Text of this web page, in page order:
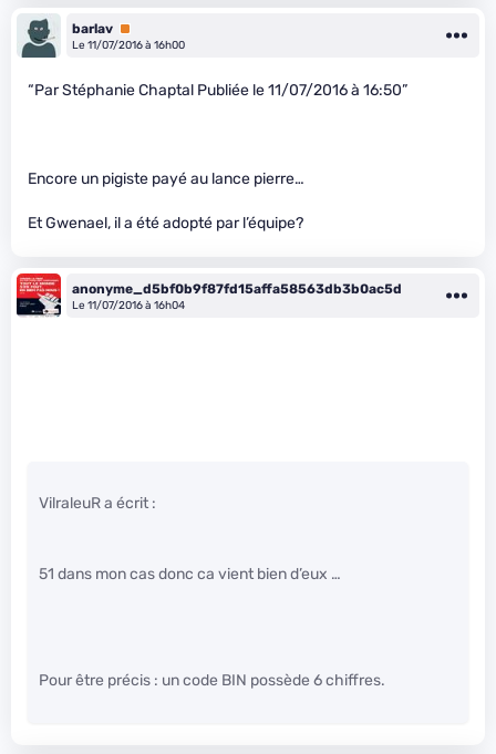
barlav Premium
Le 11/07/2016 à 16h00
“Par Stéphanie Chaptal Publiée le 11/07/2016 à 16:50”
Encore un pigiste payé au lance pierre…
Et Gwenael, il a été adopté par l’équipe?
anonyme_d5bf0b9f87fd15affa58563db3b0ac5d
Le 11/07/2016 à 16h04
VilraleuR a écrit :
51 dans mon cas donc ca vient bien d’eux …
Pour être précis : un code BIN possède 6 chiffres.